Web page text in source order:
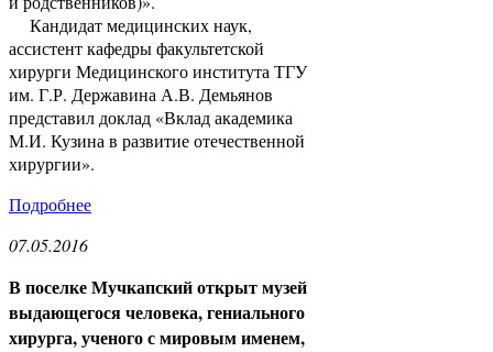
Кандидат медицинских наук,
ассистент кафедры факультетской
хирурги Медицинского института ТГУ
им. Г.Р. Державина А.В. Демьянов
представил доклад «Вклад академика
М.И. Кузина в развитие отечественной
хирургии».
Подробнее
07.05.2016
В поселке Мучкапский открыт музей
выдающегося человека, гениального
хирурга, ученого с мировым именем,